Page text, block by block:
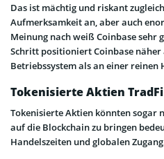
Das ist mächtig und riskant
Aufmerksamkeit an, aber auch
Meinung nach weiß Coinbase sehr
Schritt positioniert Coinbase
Betriebssystem als an einer
Tokenisierte Aktien
Tokenisierte Aktien könnten sogar
auf die Blockchain zu bringen
Handelszeiten und globalen